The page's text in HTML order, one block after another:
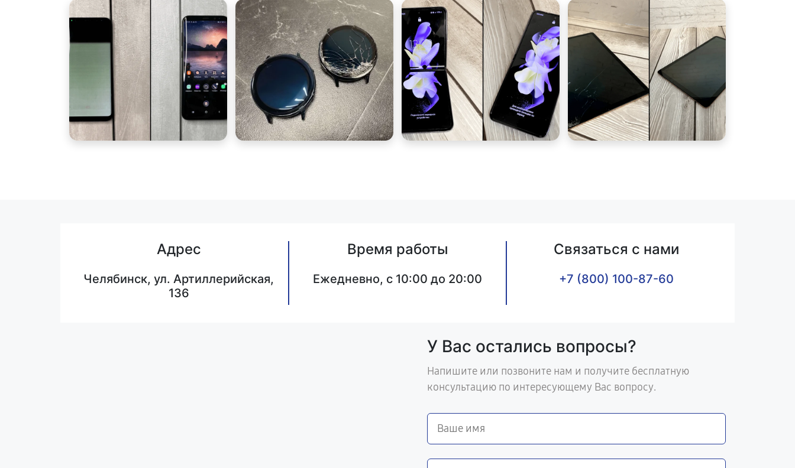
Адрес
Челябинск, ул. Артиллерийская,
136
Время работы
Ежедневно, с 10:00 до 20:00
Связаться с нами
+7 (800) 100-87-60
У Вас остались вопросы?
Напишите или позвоните нам и получите бесплатную
консультацию по интересующему Вас вопросу.